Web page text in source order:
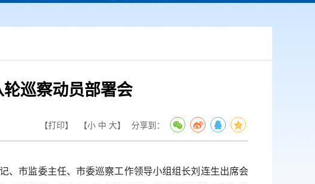
巡察动员部署会
【打印】 【小 中 大】 分享到：
市监委主任、市委巡察工作领导小组组长刘连生出席会